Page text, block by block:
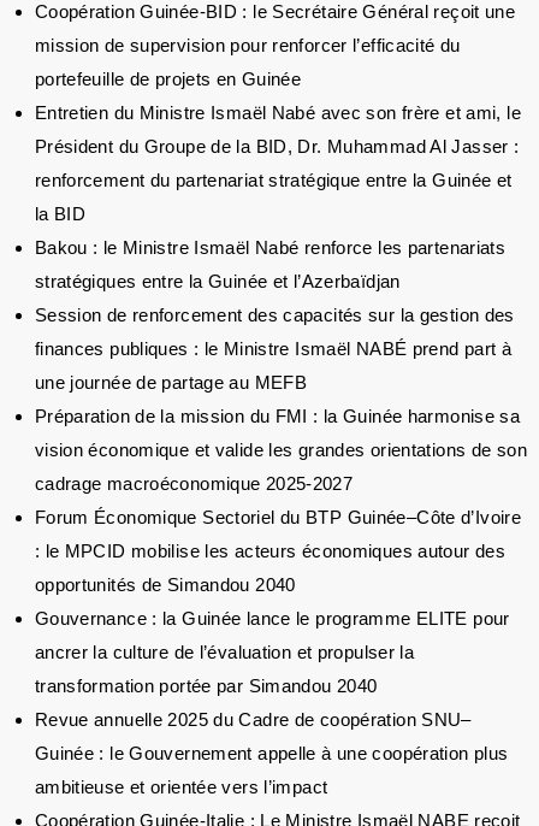
Coopération Guinée-BID : le Secrétaire Général reçoit une
mission de supervision pour renforcer l’efficacité du
portefeuille de projets en Guinée
Entretien du Ministre Ismaël Nabé avec son frère et ami, le
Président du Groupe de la BID, Dr. Muhammad Al Jasser :
renforcement du partenariat stratégique entre la Guinée et
la BID
Bakou : le Ministre Ismaël Nabé renforce les partenariats
stratégiques entre la Guinée et l’Azerbaïdjan
Session de renforcement des capacités sur la gestion des
finances publiques : le Ministre Ismaël NABÉ prend part à
une journée de partage au MEFB
Préparation de la mission du FMI : la Guinée harmonise sa
vision économique et valide les grandes orientations de son
cadrage macroéconomique 2025-2027
Forum Économique Sectoriel du BTP Guinée–Côte d’Ivoire
: le MPCID mobilise les acteurs économiques autour des
opportunités de Simandou 2040
Gouvernance : la Guinée lance le programme ELITE pour
ancrer la culture de l’évaluation et propulser la
transformation portée par Simandou 2040
Revue annuelle 2025 du Cadre de coopération SNU–
Guinée : le Gouvernement appelle à une coopération plus
ambitieuse et orientée vers l’impact
Coopération Guinée-Italie : Le Ministre Ismaël NABE reçoit